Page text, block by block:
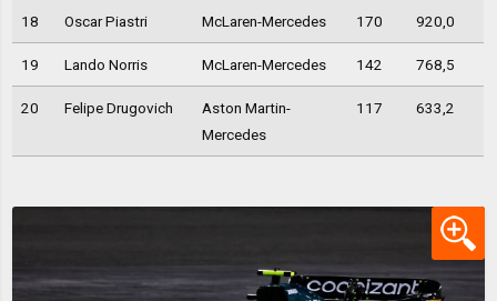
18 Oscar Piastri McLaren-Mercedes 170 920,0
19 Lando Norris McLaren-Mercedes 142 768,5
20 Felipe Drugovich
Aston Martin-
Mercedes
117 633,2